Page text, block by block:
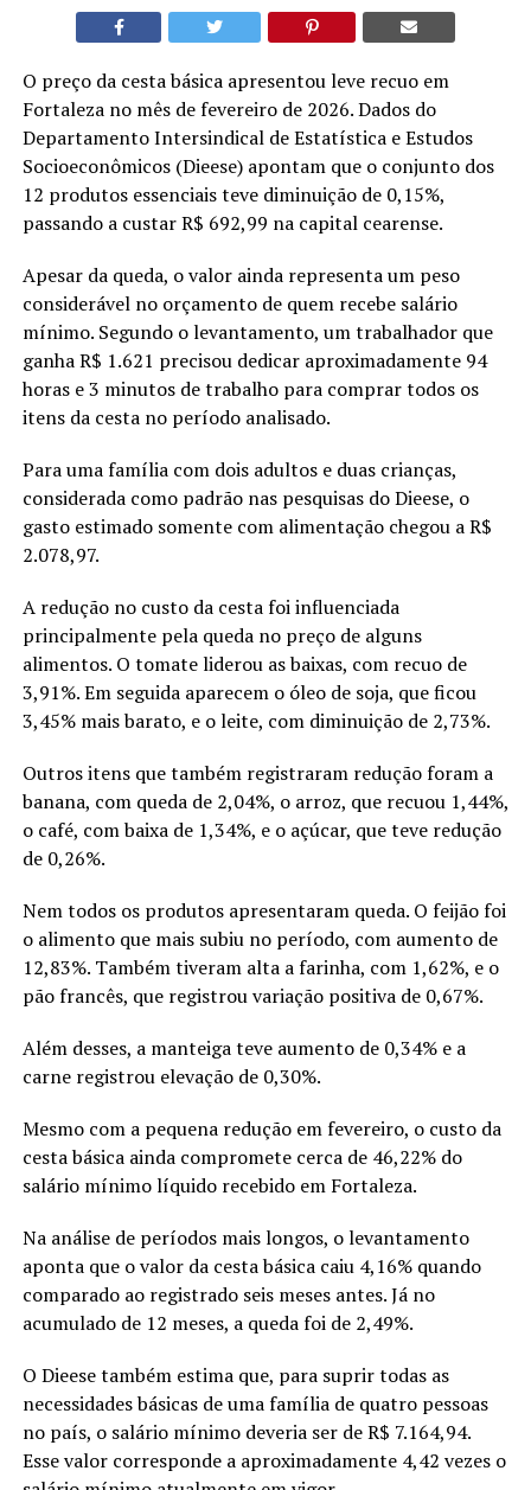
O preço da cesta básica apresentou leve recuo em
Fortaleza no mês de fevereiro de 2026. Dados do
Departamento Intersindical de Estatística e Estudos
Socioeconômicos (Dieese) apontam que o conjunto dos
12 produtos essenciais teve diminuição de 0,15%,
passando a custar R$ 692,99 na capital cearense.
Apesar da queda, o valor ainda representa um peso
considerável no orçamento de quem recebe salário
mínimo. Segundo o levantamento, um trabalhador que
ganha R$ 1.621 precisou dedicar aproximadamente 94
horas e 3 minutos de trabalho para comprar todos os
itens da cesta no período analisado.
Para uma família com dois adultos e duas crianças,
considerada como padrão nas pesquisas do Dieese, o
gasto estimado somente com alimentação chegou a R$
2.078,97.
A redução no custo da cesta foi influenciada
principalmente pela queda no preço de alguns
alimentos. O tomate liderou as baixas, com recuo de
3,91%. Em seguida aparecem o óleo de soja, que ficou
3,45% mais barato, e o leite, com diminuição de 2,73%.
Outros itens que também registraram redução foram a
banana, com queda de 2,04%, o arroz, que recuou 1,44%,
o café, com baixa de 1,34%, e o açúcar, que teve redução
de 0,26%.
Nem todos os produtos apresentaram queda. O feijão foi
o alimento que mais subiu no período, com aumento de
12,83%. Também tiveram alta a farinha, com 1,62%, e o
pão francês, que registrou variação positiva de 0,67%.
Além desses, a manteiga teve aumento de 0,34% e a
carne registrou elevação de 0,30%.
Mesmo com a pequena redução em fevereiro, o custo da
cesta básica ainda compromete cerca de 46,22% do
salário mínimo líquido recebido em Fortaleza.
Na análise de períodos mais longos, o levantamento
aponta que o valor da cesta básica caiu 4,16% quando
comparado ao registrado seis meses antes. Já no
acumulado de 12 meses, a queda foi de 2,49%.
O Dieese também estima que, para suprir todas as
necessidades básicas de uma família de quatro pessoas
no país, o salário mínimo deveria ser de R$ 7.164,94.
Esse valor corresponde a aproximadamente 4,42 vezes o